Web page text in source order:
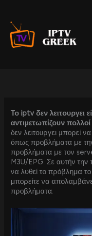
content
Το iptv δεν λειτουργει
αντιμετωπίζουν
δεν λειτουργει μπορεί
όπως προβλήματα με
προβλήματα με τον
M3U/EPG. Σε αυτήν την
να λυθεί το πρόβλημα
μπορείτε να
προβλήματα.